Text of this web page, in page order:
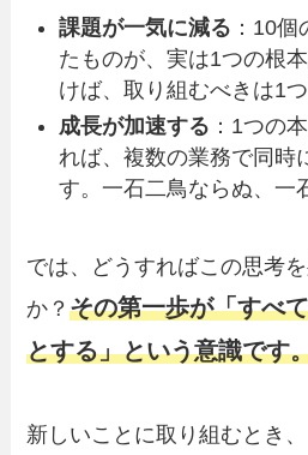
課題が一気に減る ：10
たものが、実は1つの根
けば、取り組むべきは1つ
成長が加速する ：1つの
れば、複数の業務で同時
す。一石二鳥ならぬ、一
では、どうすればこの思考
か？その第一歩が「すべ
とする」という意識です
新しいことに取り組むとき